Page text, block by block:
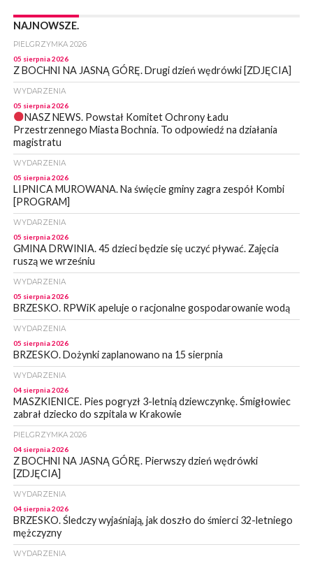
NAJNOWSZE.
PIELGRZYMKA 2026
05 sierpnia 2026
Z BOCHNI NA JASNĄ GÓRĘ. Drugi dzień wędrówki [ZDJĘCIA]
WYDARZENIA
05 sierpnia 2026
NASZ NEWS. Powstał Komitet Ochrony Ładu
Przestrzennego Miasta Bochnia. To odpowiedź na działania
magistratu
WYDARZENIA
05 sierpnia 2026
LIPNICA MUROWANA. Na święcie gminy zagra zespół Kombi
[PROGRAM]
WYDARZENIA
05 sierpnia 2026
GMINA DRWINIA. 45 dzieci będzie się uczyć pływać. Zajęcia
ruszą we wrześniu
WYDARZENIA
05 sierpnia 2026
BRZESKO. RPWiK apeluje o racjonalne gospodarowanie wodą
WYDARZENIA
05 sierpnia 2026
BRZESKO. Dożynki zaplanowano na 15 sierpnia
WYDARZENIA
04 sierpnia 2026
MASZKIENICE. Pies pogryzł 3-letnią dziewczynkę. Śmigłowiec
zabrał dziecko do szpitala w Krakowie
PIELGRZYMKA 2026
04 sierpnia 2026
Z BOCHNI NA JASNĄ GÓRĘ. Pierwszy dzień wędrówki
[ZDJĘCIA]
WYDARZENIA
04 sierpnia 2026
BRZESKO. Śledczy wyjaśniają, jak doszło do śmierci 32-letniego
mężczyzny
WYDARZENIA